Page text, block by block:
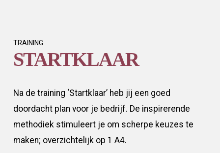
TRAINING
STARTKLAAR
Na de training ‘Startklaar’ heb jij een goed
doordacht plan voor je bedrijf. De inspirerende
methodiek stimuleert je om scherpe keuzes te
maken; overzichtelijk op 1 A4.